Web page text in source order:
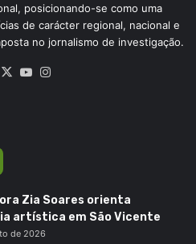
posicionando-se como uma
de carácter regional, nacional e
no jornalismo de investigação.
Facebook
X YouTube
Zia Soares orienta
artística em São Vicente
de 2026